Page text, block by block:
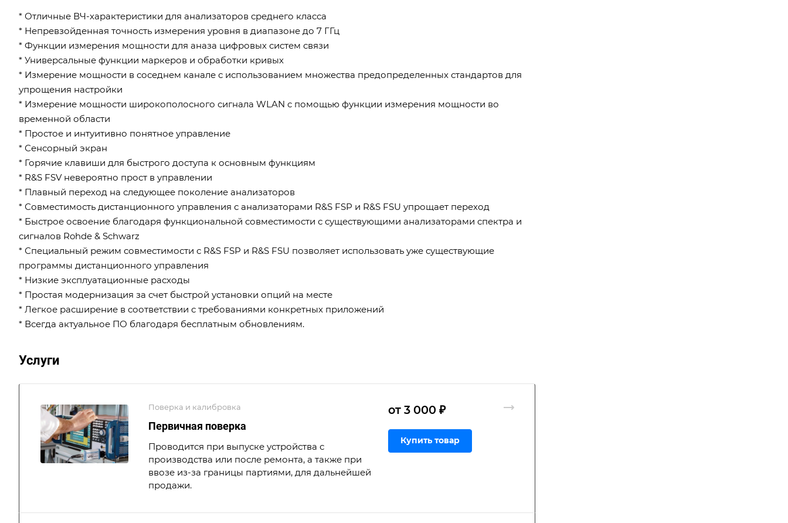
* Отличные ВЧ-характеристики для анализаторов среднего класса
* Непревзойденная точность измерения уровня в диапазоне до 7 ГГц
* Функции измерения мощности для аназа цифровых систем связи
* Универсальные функции маркеров и обработки кривых
* Измерение мощности в соседнем канале с использованием множества предопределенных стандартов для
упрощения настройки
* Измерение мощности широкополосного сигнала WLAN с помощью функции измерения мощности во
временной области
* Простое и интуитивно понятное управление
* Сенсорный экран
* Горячие клавиши для быстрого доступа к основным функциям
* R&S FSV невероятно прост в управлении
* Плавный переход на следующее поколение анализаторов
* Совместимость дистанционного управления с анализаторами R&S FSP и R&S FSU упрощает переход
* Быстрое освоение благодаря функциональной совместимости с существующими анализаторами спектра и
сигналов Rohde & Schwarz
* Специальный режим совместимости с R&S FSP и R&S FSU позволяет использовать уже существующие
программы дистанционного управления
* Низкие эксплуатационные расходы
* Простая модернизация за счет быстрой установки опций на месте
* Легкое расширение в соответствии с требованиями конкретных приложений
* Всегда актуальное ПО благодаря бесплатным обновлениям.
Услуги
Поверка и калибровка
Первичная поверка
Проводится при выпуске устройства с
производства или после ремонта, а также при
ввозе из-за границы партиями, для дальнейшей
продажи.
от 3 000 ₽
Купить товар